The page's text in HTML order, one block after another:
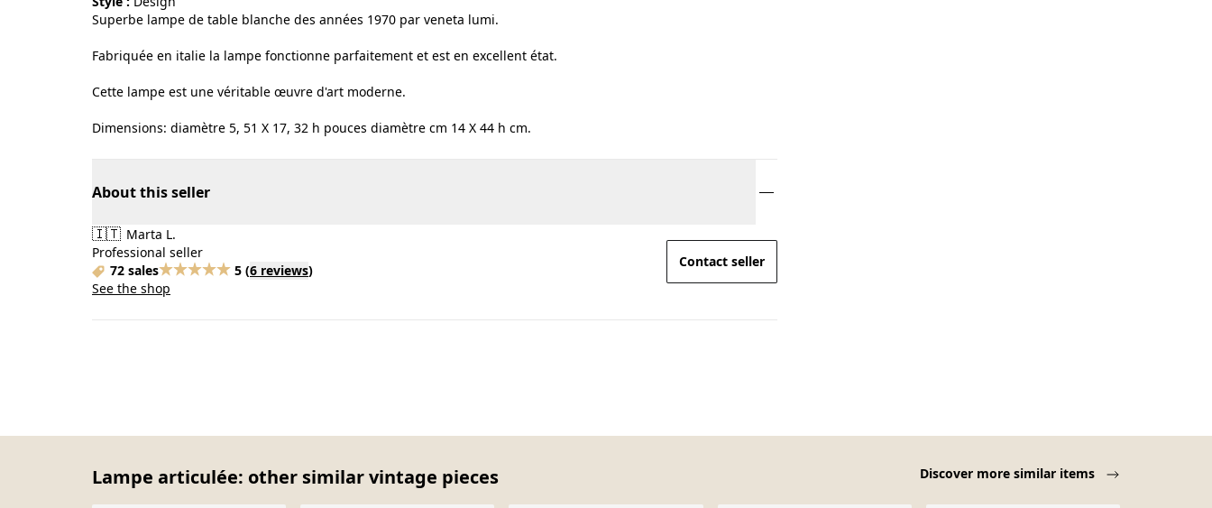
Superbe lampe de table blanche des années 1970 par veneta lumi.
Fabriquée en italie la lampe fonctionne parfaitement et est en excellent état.
Cette lampe est une véritable œuvre d'art moderne.
Dimensions: diamètre 5, 51 X 17, 32 h pouces diamètre cm 14 X 44 h cm.
About this seller
🇮🇹 Marta L.
Professional seller
72 sales
5 (6 reviews)
See the shop
Contact seller
Lampe articulée: other similar vintage pieces Discover more similar items